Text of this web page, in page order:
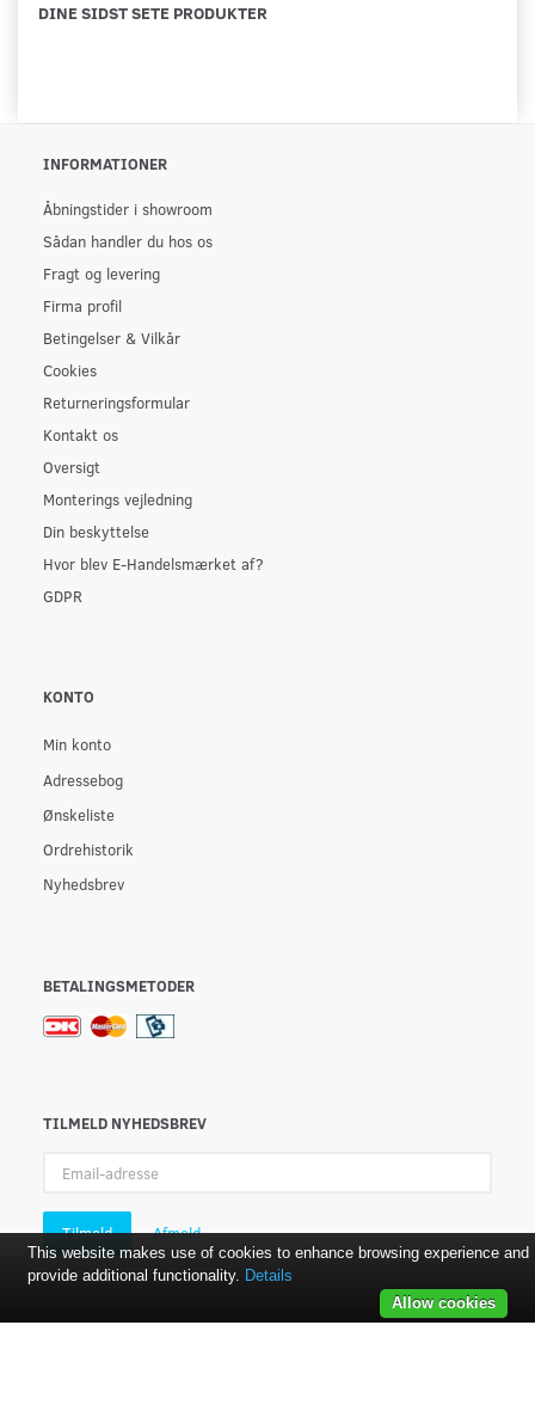
DINE SIDST SETE PRODUKTER
INFORMATIONER
Åbningstider i showroom
Sådan handler du hos os
Fragt og levering
Firma profil
Betingelser & Vilkår
Cookies
Returneringsformular
Kontakt os
Oversigt
Monterings vejledning
Din beskyttelse
Hvor blev E-Handelsmærket af?
GDPR
KONTO
Min konto
Adressebog
Ønskeliste
Ordrehistorik
Nyhedsbrev
BETALINGSMETODER
TILMELD NYHEDSBREV
adresse
Tilmeld Afmeld
This website makes use of cookies to enhance browsing experience and
provide additional functionality. Details
Allow cookies